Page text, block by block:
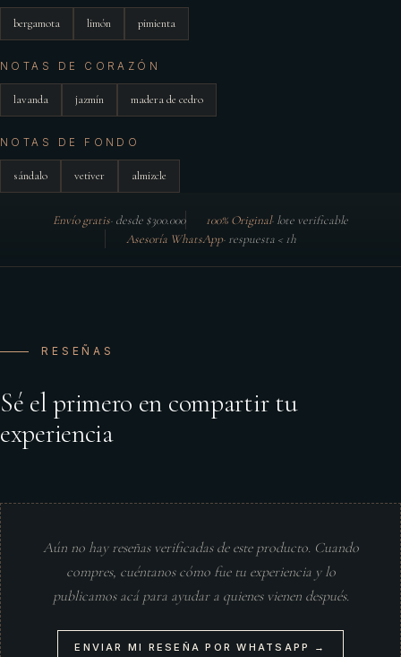
bergamota limón pimienta
NOTAS DE CORAZÓN
lavanda jazmín madera de cedro
NOTAS DE FONDO
sándalo vetiver almizcle
Envío gratis· desde $300.000 100% Original· lote verificable
Asesoría WhatsApp· respuesta < 1h
RESEÑAS
Sé el primero en compartir tu
experiencia
Aún no hay reseñas verificadas de este producto. Cuando
compres, cuéntanos cómo fue tu experiencia y lo
publicamos acá para ayudar a quienes vienen después.
ENVIAR MI RESEÑA POR WHATSAPP →